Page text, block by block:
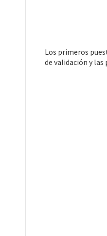
Los primeros
de validación y